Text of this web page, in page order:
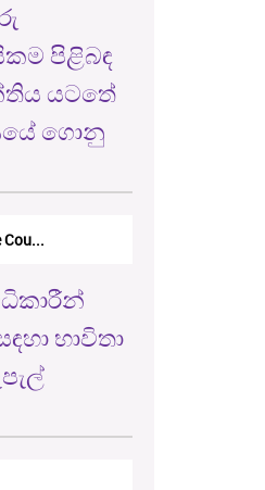
පිළිබඳ
යටතේ
ගොනු
භාවිතා